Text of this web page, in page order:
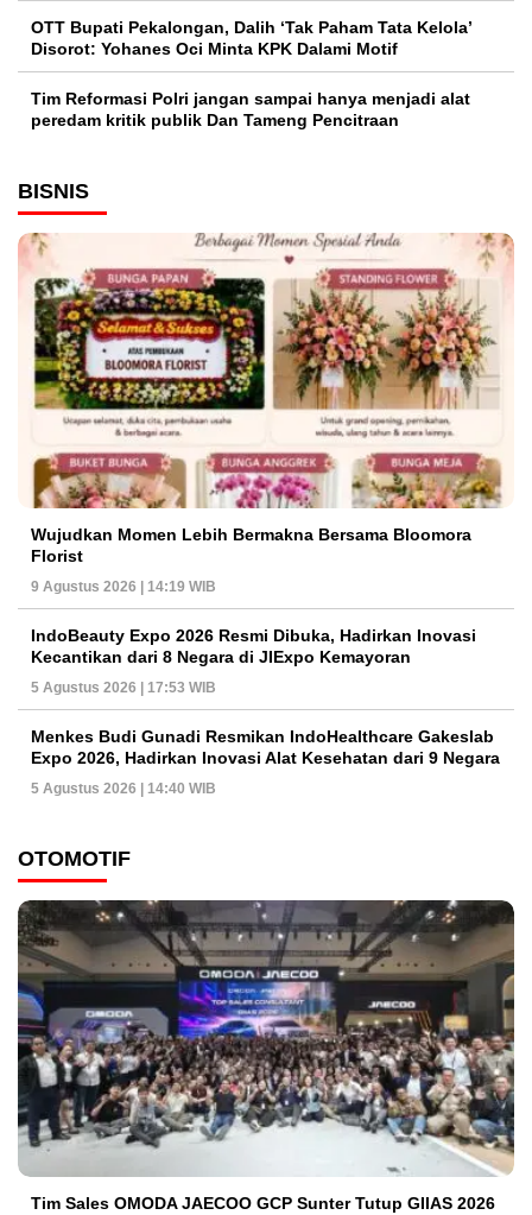
OTT Bupati Pekalongan, Dalih ‘Tak Paham Tata Kelola’
Disorot: Yohanes Oci Minta KPK Dalami Motif
Tim Reformasi Polri jangan sampai hanya menjadi alat
peredam kritik publik Dan Tameng Pencitraan
BISNIS
Wujudkan Momen Lebih Bermakna Bersama Bloomora
Florist
9 Agustus 2026 | 14:19 WIB
IndoBeauty Expo 2026 Resmi Dibuka, Hadirkan Inovasi
Kecantikan dari 8 Negara di JIExpo Kemayoran
5 Agustus 2026 | 17:53 WIB
Menkes Budi Gunadi Resmikan IndoHealthcare Gakeslab
Expo 2026, Hadirkan Inovasi Alat Kesehatan dari 9 Negara
5 Agustus 2026 | 14:40 WIB
OTOMOTIF
Tim Sales OMODA JAECOO GCP Sunter Tutup GIIAS 2026